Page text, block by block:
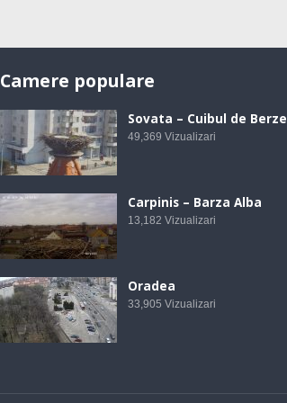
Camere populare
Sovata – Cuibul de Berze
49,369 Vizualizari
Carpinis – Barza Alba
13,182 Vizualizari
Oradea
33,905 Vizualizari